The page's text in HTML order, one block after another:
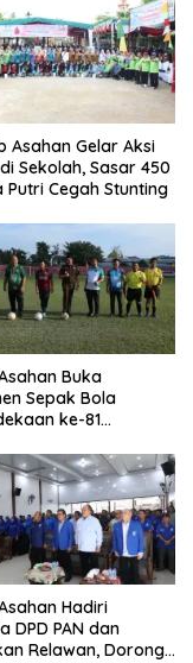
Asahan Gelar Aksi
Sekolah, Sasar 450
Putri Cegah Stunting
Buka
Sepak Bola
ke-81
Hadiri
DPD PAN dan
Relawan, Dorong